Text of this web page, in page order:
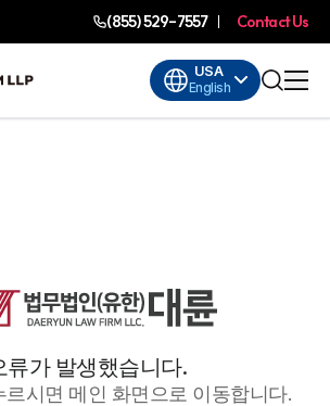
(855) 529-7557 Contact Us
USA
English
류가 발생했습니다.
르시면 메인 화면으로 이동합니다.